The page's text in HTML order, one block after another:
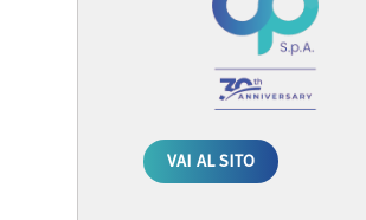
VAI AL SITO